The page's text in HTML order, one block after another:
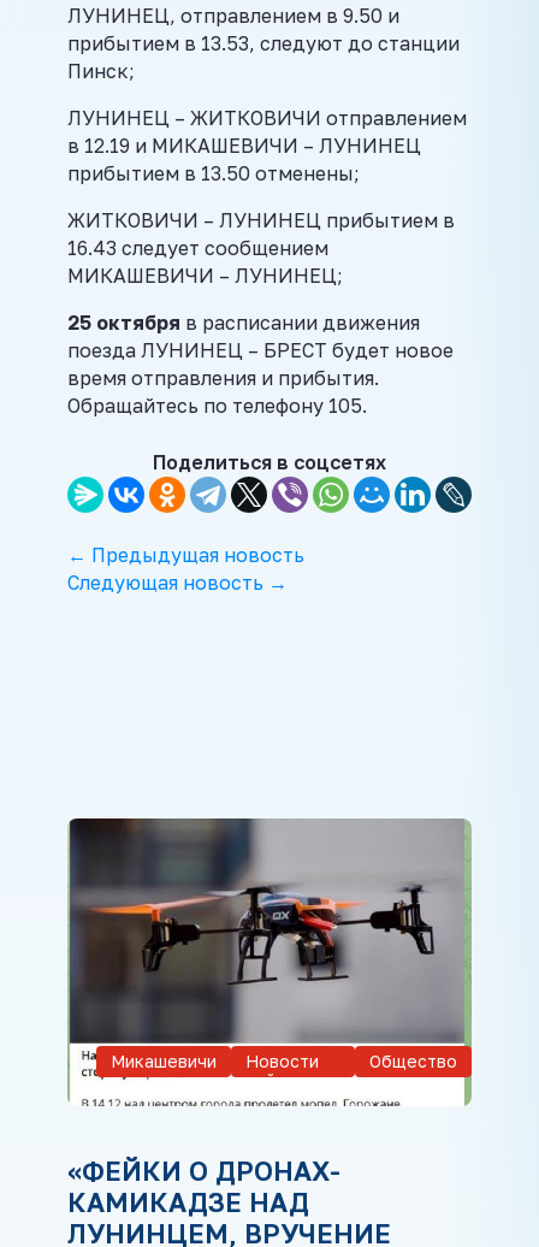
ЛУНИНЕЦ, отправлением в 9.50 и
прибытием в 13.53, следуют до станции
Пинск;
ЛУНИНЕЦ – ЖИТКОВИЧИ отправлением
в 12.19 и МИКАШЕВИЧИ – ЛУНИНЕЦ
прибытием в 13.50 отменены;
ЖИТКОВИЧИ – ЛУНИНЕЦ прибытием в
16.43 следует сообщением
МИКАШЕВИЧИ – ЛУНИНЕЦ;
25 октября в расписании движения
поезда ЛУНИНЕЦ – БРЕСТ будет новое
время отправления и прибытия.
Обращайтесь по телефону 105.
Поделиться в соцсетях
← Предыдущая новость
Следующая новость →
Микашевичи
Новости
района
Общество
«ФЕЙКИ О ДРОНАХ-
КАМИКАДЗЕ НАД
ЛУНИНЦЕМ, ВРУЧЕНИЕ